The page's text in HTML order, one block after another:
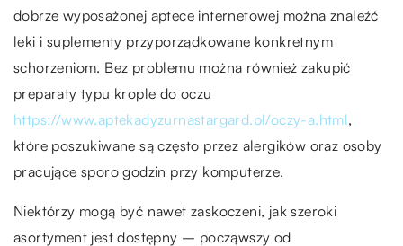
dobrze wyposażonej aptece internetowej można znaleźć
leki i suplementy przyporządkowane konkretnym
schorzeniom. Bez problemu można również zakupić
preparaty typu krople do oczu
https://www.aptekadyzurnastargard.pl/oczy-a.html,
które poszukiwane są często przez alergików oraz osoby
pracujące sporo godzin przy komputerze.
Niektórzy mogą być nawet zaskoczeni, jak szeroki
asortyment jest dostępny – począwszy od